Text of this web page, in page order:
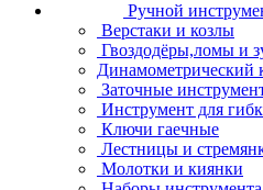
Ручной
Верстаки и козлы
Гвоздодёры,ломы и
Динамометрический
Заточные
Инструмент для
Ключи гаечные
Лестницы и
Молотки и киянки